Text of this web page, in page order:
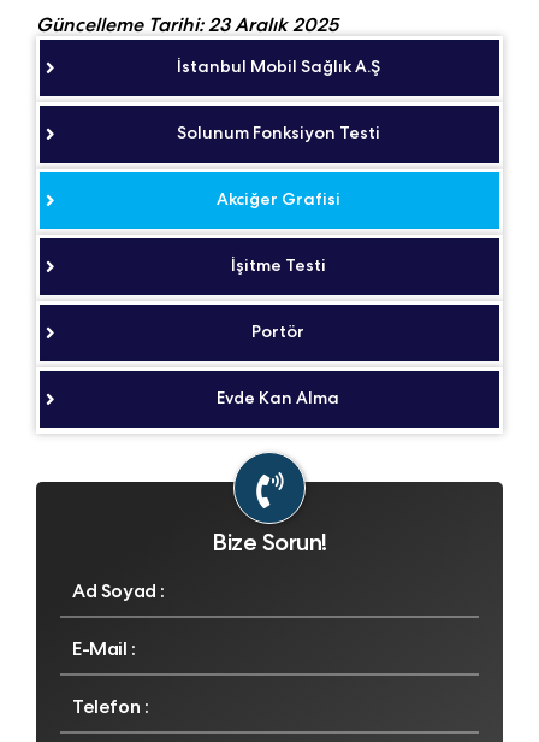
Güncelleme Tarihi: 23 Aralık 2025
İstanbul Mobil Sağlık A.Ş
Solunum Fonksiyon Testi
Akciğer Grafisi
İşitme Testi
Portör
Evde Kan Alma
Bize Sorun!